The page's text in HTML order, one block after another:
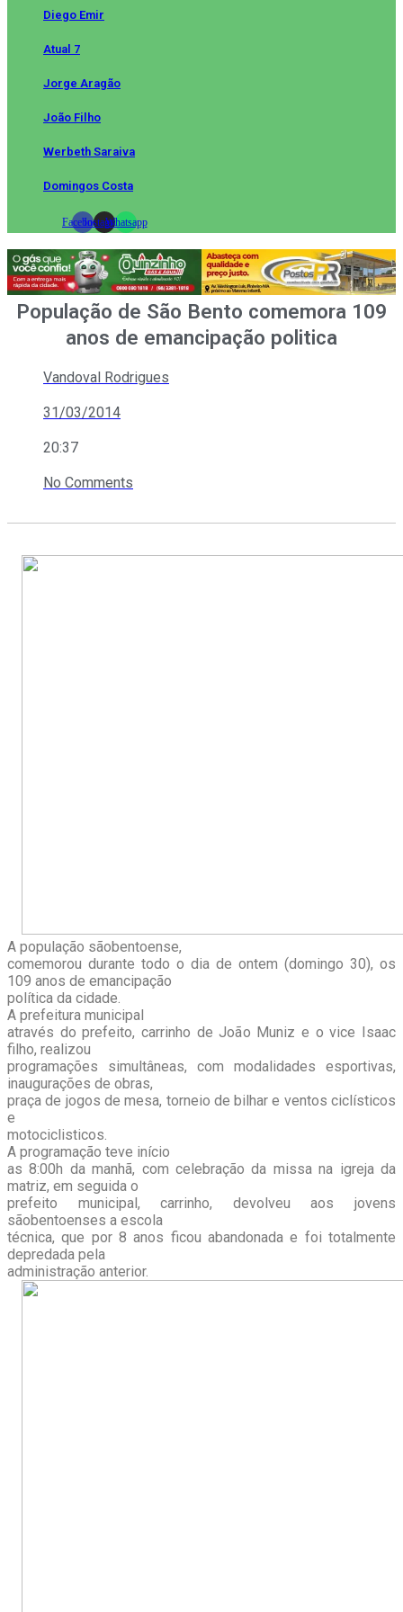
Diego Emir
Atual 7
Jorge Aragão
João Filho
Werbeth Saraiva
Domingos Costa
FacebookInstagramWhatsapp
População de São Bento comemora 109
anos de emancipação politica
Vandoval Rodrigues
31/03/2014
20:37
No Comments
A população sãobentoense,
comemorou durante todo o dia de ontem (domingo 30), os
109 anos de emancipação
política da cidade.
A prefeitura municipal
através do prefeito, carrinho de João Muniz e o vice Isaac
filho, realizou
programações simultâneas, com modalidades esportivas,
inaugurações de obras,
praça de jogos de mesa, torneio de bilhar e ventos ciclísticos
e
motociclisticos.
A programação teve início
as 8:00h da manhã, com celebração da missa na igreja da
matriz, em seguida o
prefeito municipal, carrinho, devolveu aos jovens
sãobentoenses a escola
técnica, que por 8 anos ficou abandonada e foi totalmente
depredada pela
administração anterior.